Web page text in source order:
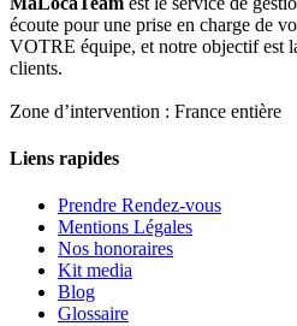
écoute pour une prise en charge de
VOTRE équipe, et notre objectif est
clients.
Zone d’intervention : France entière
Liens rapides
Prendre Rendez-vous
Mentions Légales
Nos honoraires
Kit media
Blog
Glossaire